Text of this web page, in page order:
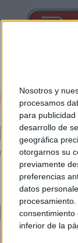
Nosotros y
procesamos
para
desarrollo de
geográfica
otorgarnos su
previamente
preferencias
datos
consentimiento
inferior de la
dia
PARA